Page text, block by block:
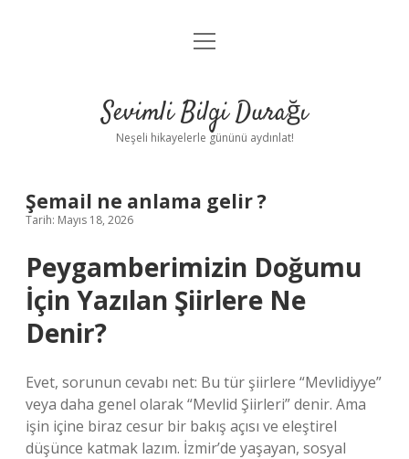
Anasayfa
Yasal Uyarı
menüyü
Sevimli Bilgi Durağı
Neşeli hikayelerle gününü aydınlat!
Şemail ne anlama gelir ?
Tarih: Mayıs 18, 2026
Peygamberimizin Doğumu
İçin Yazılan Şiirlere Ne
Denir?
Evet, sorunun cevabı net: Bu tür şiirlere “Mevlidiyye”
veya daha genel olarak “Mevlid Şiirleri” denir. Ama
işin içine biraz cesur bir bakış açısı ve eleştirel
düşünce katmak lazım. İzmir’de yaşayan, sosyal